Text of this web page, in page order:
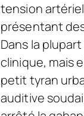
tension
présentant
Dans la
clinique, mais
petit tyran
auditive